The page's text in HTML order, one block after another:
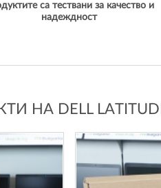
са тествани за качество и
надеждност
НА DELL